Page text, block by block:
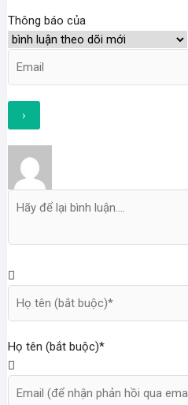
Thông báo của
Họ tên (bắt buộc)*